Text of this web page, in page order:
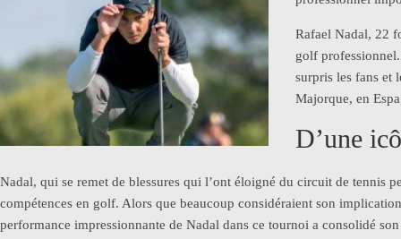
Rafael Nadal, 22
golf
surpris les fans et
Majorque, en
D’une
Nadal, qui se remet de blessures qui l’ont éloigné du circuit de tennis
compétences en golf. Alors que beaucoup considéraient son
performance impressionnante de Nadal dans ce tournoi a consolidé